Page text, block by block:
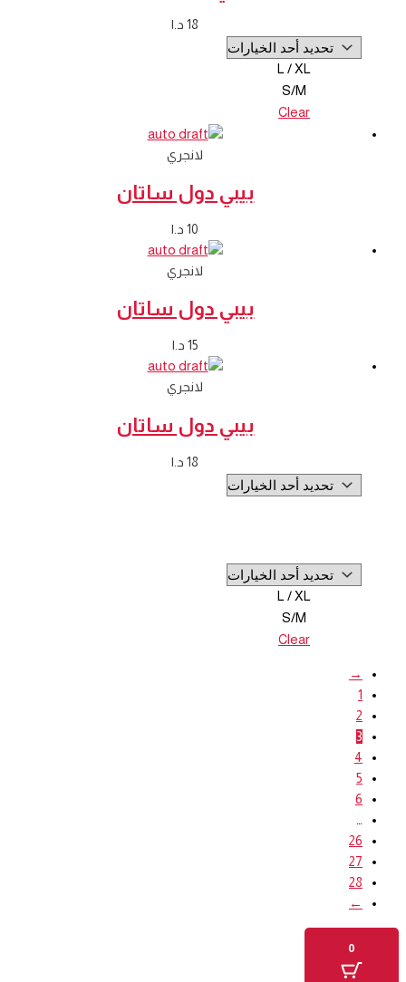
18 د.ا
L / XL
S/M
Clear
لانجري
بيبي دول ساتان
10 د.ا
لانجري
بيبي دول ساتان
15 د.ا
لانجري
بيبي دول ساتان
18 د.ا
L / XL
S/M
Clear
→
1
2
3
4
5
6
…
26
27
28
←
0